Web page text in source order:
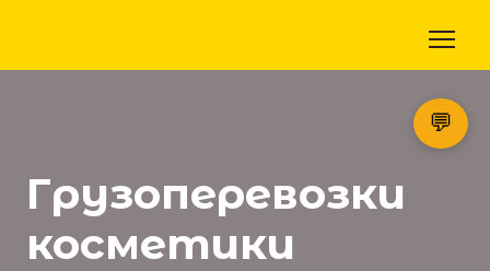
Грузоперевозки
косметики
💬